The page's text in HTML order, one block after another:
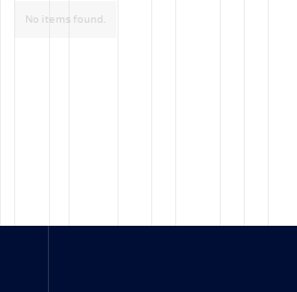
No items found.